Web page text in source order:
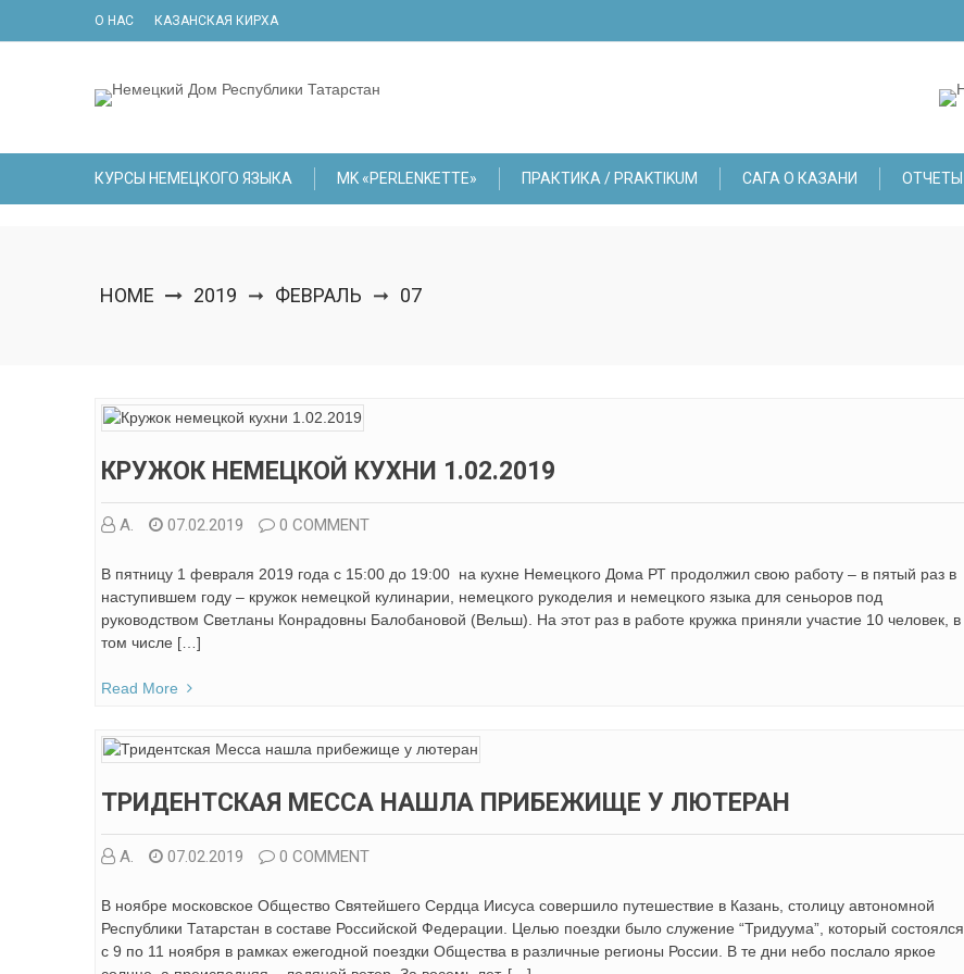
О НАС КАЗАНСКАЯ КИРХА
КУРСЫ НЕМЕЦКОГО ЯЗЫКА МK «PERLENKETTE» ПРАКТИКА / PRAKTIKUM САГА О КАЗАНИ ОТЧЕТЫ
HOME 2019 ➞ ФЕВРАЛЬ ➞ 07
КРУЖОК НЕМЕЦКОЙ КУХНИ 1.02.2019
А. 07.02.2019 0 COMMENT
В пятницу 1 февраля 2019 года с 15:00 до 19:00 на кухне Немецкого Дома РТ продолжил свою работу – в пятый раз в
наступившем году – кружок немецкой кулинарии, немецкого рукоделия и немецкого языка для сеньоров под
руководством Светланы Конрадовны Балобановой (Вельш). На этот раз в работе кружка приняли участие 10 человек, в
том числе […]
Read More
ТРИДЕНТСКАЯ МЕССА НАШЛА ПРИБЕЖИЩЕ У ЛЮТЕРАН
А. 07.02.2019 0 COMMENT
В ноябре московское Общество Святейшего Сердца Иисуса совершило путешествие в Казань, столицу автономной
Республики Татарстан в составе Российской Федерации. Целью поездки было служение “Тридуума”, который состоялся
с 9 по 11 ноября в рамках ежегодной поездки Общества в различные регионы России. В те дни небо послало яркое